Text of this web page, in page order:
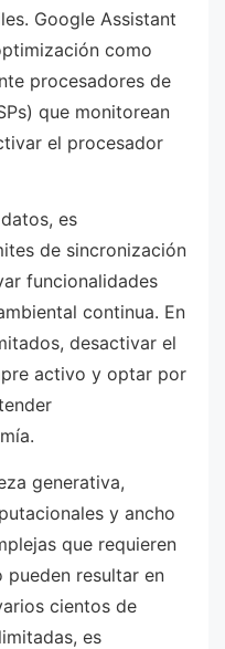
Google Assistant
como
procesadores de
que monitorean
el procesador
es
de sincronización
funcionalidades
continua. En
desactivar el
activo y optar por
generativa,
y ancho
que requieren
resultar en
cientos de
es